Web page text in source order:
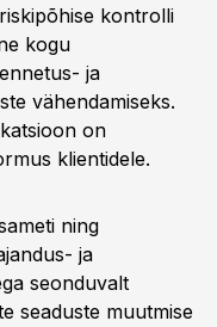
kontrolli
kogu
ja
vähendamiseks.
on
klientidele.
ning
ja
seonduvalt
seaduste muutmise